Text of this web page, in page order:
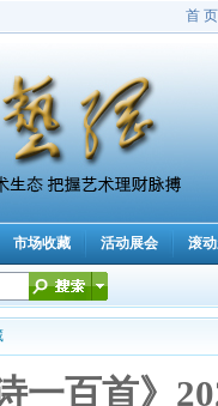
首 页
市场收藏 活动展会 滚
一百首》